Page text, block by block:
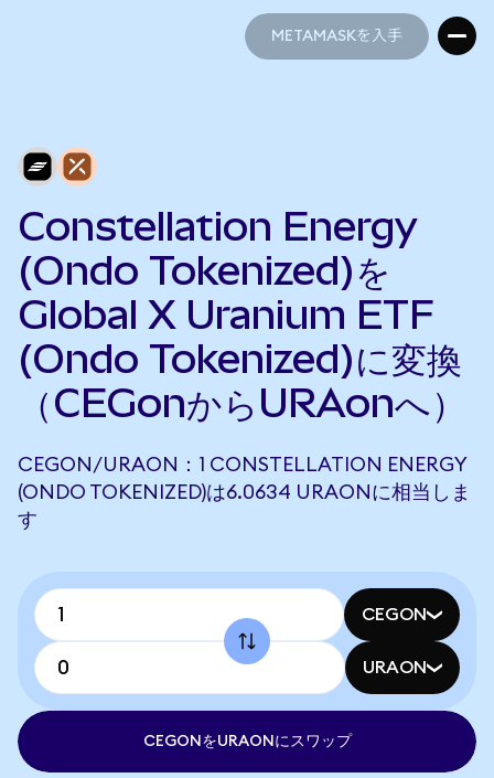
METAMASKを入手
Constellation Energy
(Ondo Tokenized)を
Global X Uranium ETF
(Ondo Tokenized)に変換
（CEGonからURAonへ）
CEGON/URAON：1 CONSTELLATION ENERGY
(ONDO TOKENIZED)は6.0634 URAONに相当しま
す
CEGON
URAON
CEGONをURAONにスワップ